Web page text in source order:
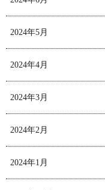
2024年5月
2024年4月
2024年3月
2024年2月
2024年1月